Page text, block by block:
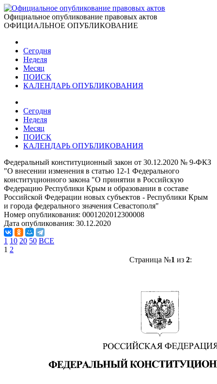
Официальное опубликование правовых актов
ОФИЦИАЛЬНОЕ ОПУБЛИКОВАНИЕ
Сегодня
Неделя
Месяц
ПОИСК
КАЛЕНДАРЬ ОПУБЛИКОВАНИЯ
Сегодня
Неделя
Месяц
ПОИСК
КАЛЕНДАРЬ ОПУБЛИКОВАНИЯ
Федеральный конституционный закон от 30.12.2020 № 9-ФКЗ
"О внесении изменения в статью 12-1 Федерального
конституционного закона "О принятии в Российскую
Федерацию Республики Крым и образовании в составе
Российской Федерации новых субъектов - Республики Крым
и города федерального значения Севастополя"
Номер опубликования: 0001202012300008
Дата опубликования: 30.12.2020
1 10 20 50 ВСЕ
1 2
Страница №1 из 2: